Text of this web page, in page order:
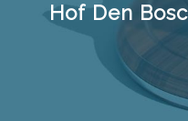
Hof Den